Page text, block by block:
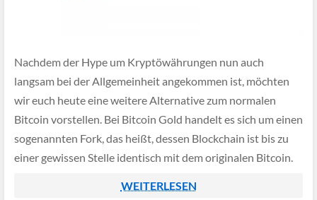
Nachdem der Hype um Kryptöwährungen nun auch
langsam bei der Allgemeinheit angekommen ist, möchten
wir euch heute eine weitere Alternative zum normalen
Bitcoin vorstellen. Bei Bitcoin Gold handelt es sich um einen
sogenannten Fork, das heißt, dessen Blockchain ist bis zu
einer gewissen Stelle identisch mit dem originalen Bitcoin.
WEITERLESEN